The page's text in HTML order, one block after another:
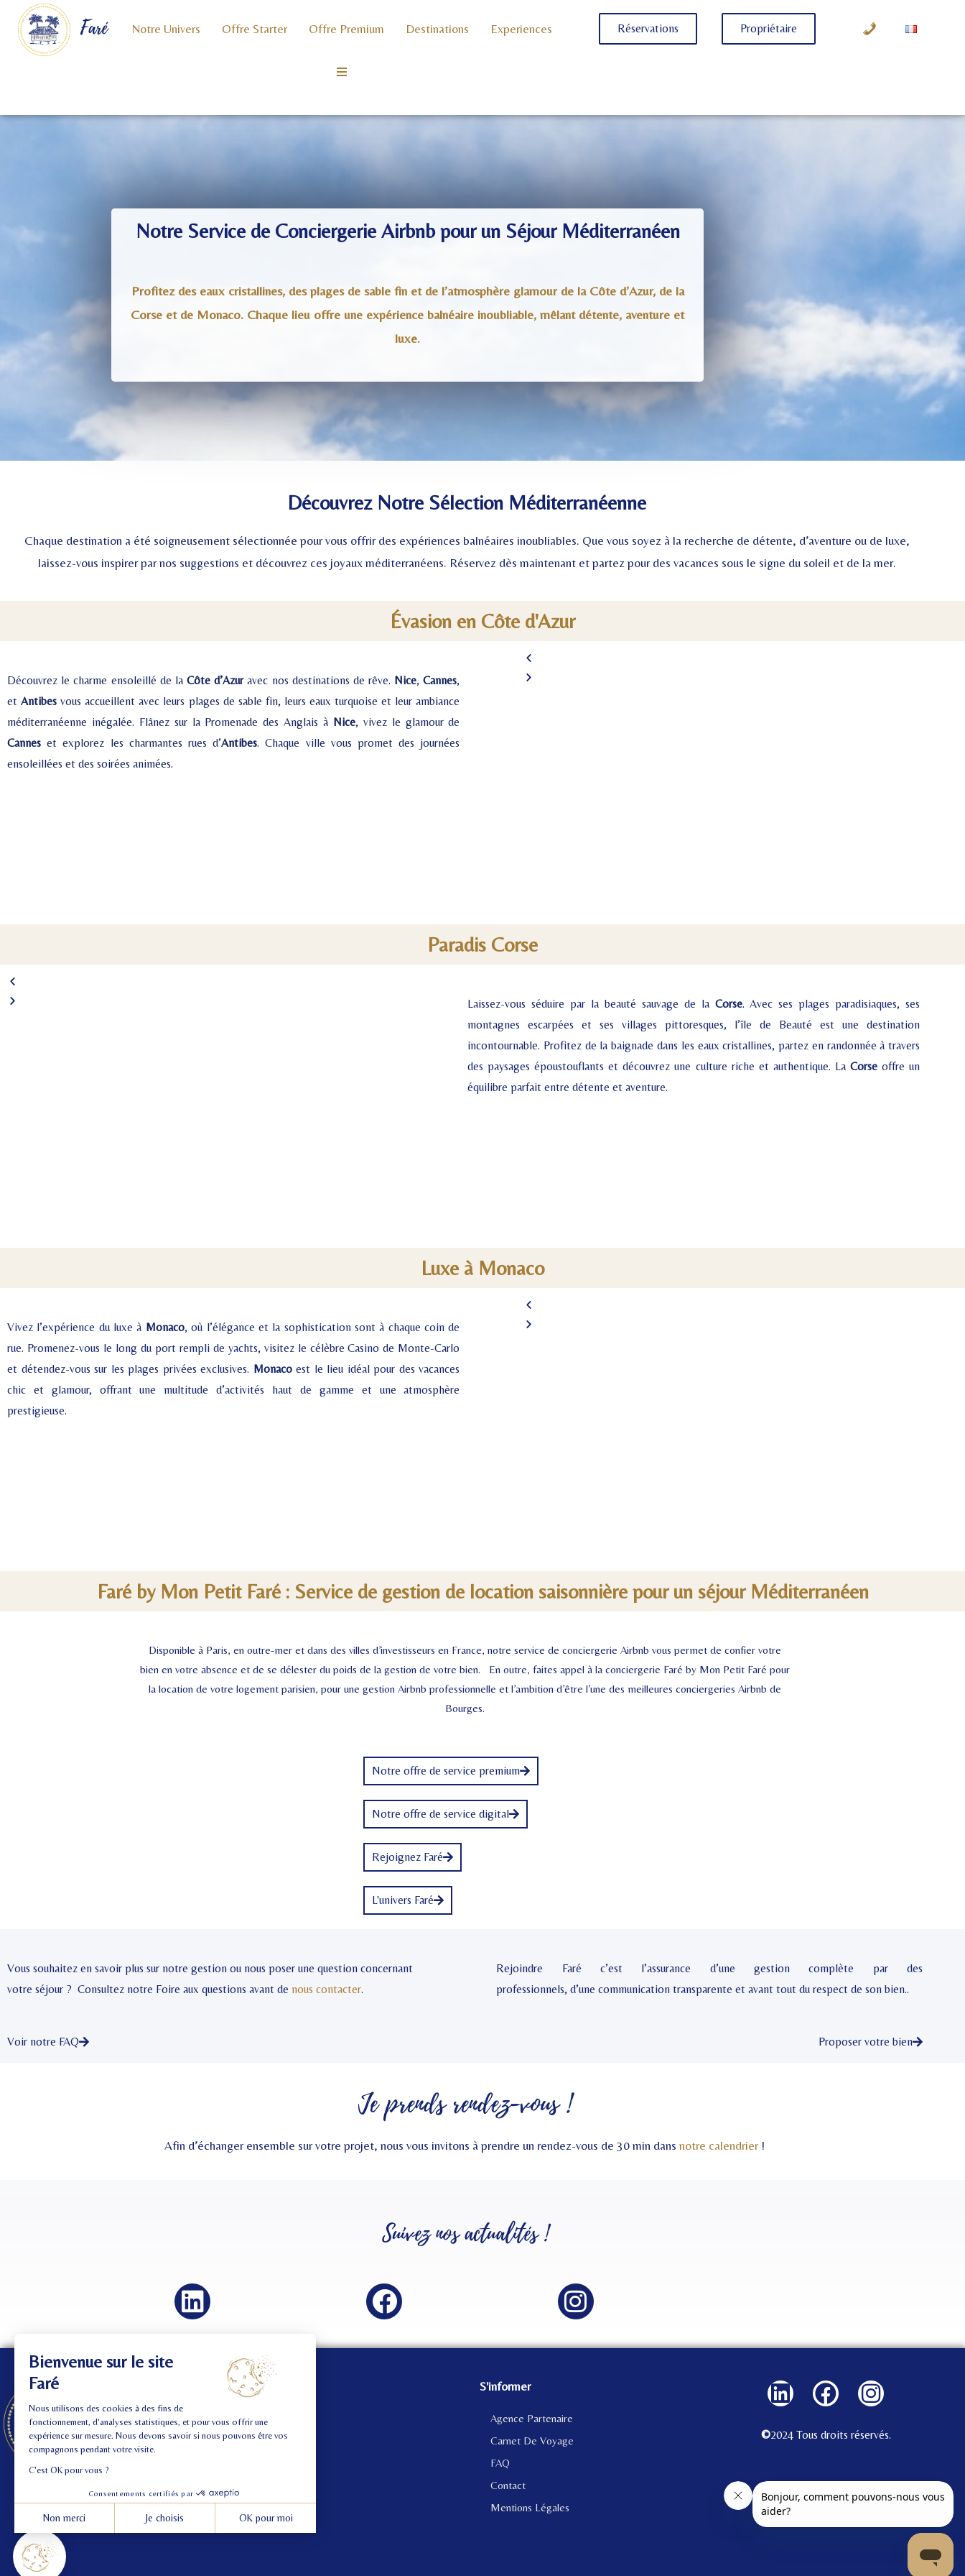
Faré Notre Univers Offre Starter Offre Premium Destinations Experiences Réservations Propriétaire
Notre Service de Conciergerie Airbnb pour un Séjour Méditerranéen
Profitez des eaux cristallines, des plages de sable fin et de l’atmosphère glamour de la Côte d’Azur, de la
Corse et de Monaco. Chaque lieu offre une expérience balnéaire inoubliable, mêlant détente, aventure et
luxe.
Découvrez Notre Sélection Méditerranéenne
Chaque destination a été soigneusement sélectionnée pour vous offrir des expériences balnéaires inoubliables. Que vous soyez à la recherche de détente, d’aventure ou de luxe,
laissez-vous inspirer par nos suggestions et découvrez ces joyaux méditerranéens. Réservez dès maintenant et partez pour des vacances sous le signe du soleil et de la mer.
Évasion en Côte d'Azur
Découvrez le charme ensoleillé de laCôte d’Azuravec nos destinations de rêve. Nice,Cannes,
etAntibes vous accueillent avec leurs plages de sable fin, leurs eaux turquoise et leur ambiance
méditerranéenne inégalée. Flânez sur la Promenade des Anglais à Nice, vivez le glamour de
Cannes et explorez les charmantes rues d’Antibes. Chaque ville vous promet des journées
ensoleillées et des soirées animées.
Paradis Corse
Laissez-vous séduire par la beauté sauvage de la Corse. Avec ses plages paradisiaques, ses
montagnes escarpées et ses villages pittoresques, l’île de Beauté est une destination
incontournable. Profitez de la baignade dans les eaux cristallines, partez en randonnée à travers
des paysages époustouflants et découvrez une culture riche et authentique. LaCorse offre un
équilibre parfait entre détente et aventure.
Luxe à Monaco
Vivez l’expérience du luxe à Monaco, où l’élégance et la sophistication sont à chaque coin de
rue. Promenez-vous le long du port rempli de yachts, visitez le célèbre Casino de Monte-Carlo
et détendez-vous sur les plages privées exclusives. Monacoest le lieu idéal pour des vacances
chic et glamour, offrant une multitude d’activités haut de gamme et une atmosphère
prestigieuse.
Faré by Mon Petit Faré : Service de gestion de location saisonnière pour un séjour Méditerranéen
Disponible à Paris, en outre-mer et dans des villes d’investisseurs en France, notre service de conciergerie Airbnb vous permet de confier votre
bien en votre absence et de se délester du poids de la gestion de votre bien. En outre, faites appel à la conciergerie Faré by Mon Petit Faré pour
la location de votre logement parisien, pour une gestion Airbnb professionnelle et l’ambition d’être l’une des meilleures conciergeries Airbnb de
Bourges.
Notre offre de service premium
Notre offre de service digital
Rejoignez Faré
L'univers Faré
Vous souhaitez en savoir plus sur notre gestion ou nous poser une question concernant
votre séjour ? Consultez notre Foire aux questions avant de nous contacter.
Voir notre FAQ
Rejoindre Faré c’est l’assurance d’une gestion complète par des
professionnels, d’une communication transparente et avant tout du respect de son bien..
Proposer votre bien
Je prends rendez-vous !
Afin d’échanger ensemble sur votre projet, nous vous invitons à prendre un rendez-vous de 30 min dansnotre calendrier!
Suivez nosactualités !
Découvrir
Notre Univers
Destinations
Réservation
S'informer
Agence Partenaire
Carnet De Voyage
FAQ
Contact
Mentions Légales
©2024 Tous droits réservés.